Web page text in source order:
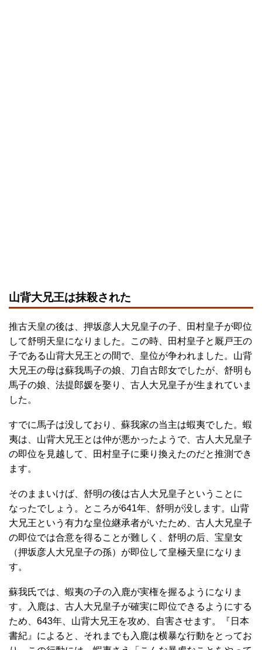
山背大兄王は抹殺された
推古天皇の後は、押坂彦人大兄皇子の子、田村皇子が即位
して舒明天皇になりました。この時、田村皇子と厩戸王の
子である山背大兄王との間で、皇位が争われました。山背
大兄王の母は蘇我馬子の娘、刀自古郎女でしたが、舒明も
馬子の娘、法提郎媛を娶り、古人大兄皇子が生まれていま
した。
すでに馬子は没しており、蘇我家の当主は蝦夷でした。蝦
夷は、山背大兄王とは仲が悪かったようで、古人大兄皇子
の即位を見越して、田村皇子に乗り換えたのだと推測でき
ます。
そのままいけば、舒明の後は古人大兄皇子ということに
なったでしょう。ところが641年、舒明が没します。山背
大兄王という有力な皇位継承者がいたため、古人大兄皇子
の即位では合意を得ることが難しく、舒明の后、宝皇女
（押坂彦人大兄皇子の孫）が即位して皇極天皇になりま
す。
蘇我氏では、蝦夷の子の入鹿が実権を握るようになりま
す。入鹿は、古人大兄皇子が確実に即位できるようにする
ため、643年、山背大兄王を攻め、自害させます。『日本
書紀』によると、それまでも入鹿は横暴な行動をとってお